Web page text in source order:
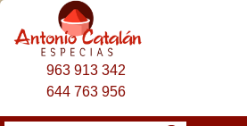
963 913 342
644 763 956